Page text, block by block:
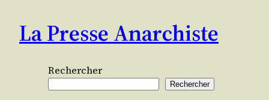
contenu
La Presse Anarchiste
Rechercher
Rechercher